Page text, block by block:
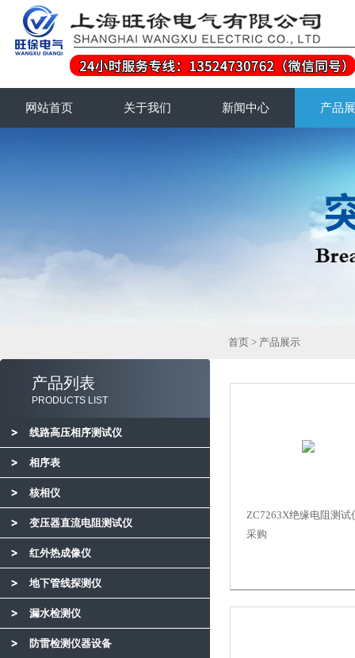
网站首页 关于我们 新闻中心 产品
产品列表
PRODUCTS LIST
线路高压相序测试仪
相序表
核相仪
变压器直流电阻测试仪
红外热成像仪
地下管线探测仪
漏水检测仪
防雷检测仪器设备
首页 > 产品展示
ZC7263X绝缘电阻测试
采购